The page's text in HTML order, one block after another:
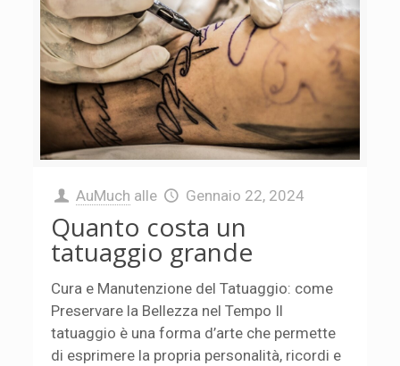
AuMuch alle Gennaio 22, 2024
Quanto costa un
tatuaggio grande
Cura e Manutenzione del Tatuaggio: come
Preservare la Bellezza nel Tempo Il
tatuaggio è una forma d’arte che permette
di esprimere la propria personalità, ricordi e